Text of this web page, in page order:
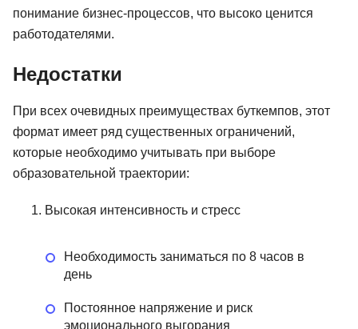
понимание бизнес-процессов, что высоко ценится
работодателями.
Недостатки
При всех очевидных преимуществах буткемпов, этот
формат имеет ряд существенных ограничений,
которые необходимо учитывать при выборе
образовательной траектории:
Высокая интенсивность и стресс
Необходимость заниматься по 8 часов в
день
Постоянное напряжение и риск
эмоционального выгорания